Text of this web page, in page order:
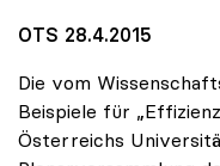
OTS 28.4.2015
Die vom
Beispiele für
Österreichs